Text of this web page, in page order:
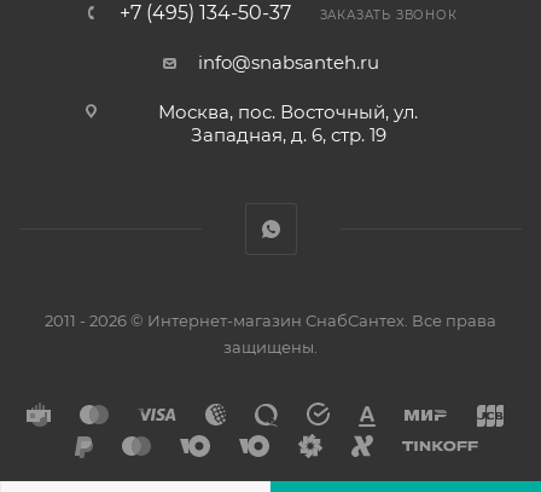
+7 (495) 134-50-37 ЗАКАЗАТЬ ЗВОНОК
info@snabsanteh.ru
Москва, пос. Восточный, ул.
Западная, д. 6, стр. 19
2011 - 2026 © Интернет-магазин СнабСантех. Все права
защищены.